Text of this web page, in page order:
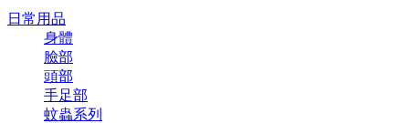
日常用品
身體
臉部
頭部
手足部
蚊蟲系列